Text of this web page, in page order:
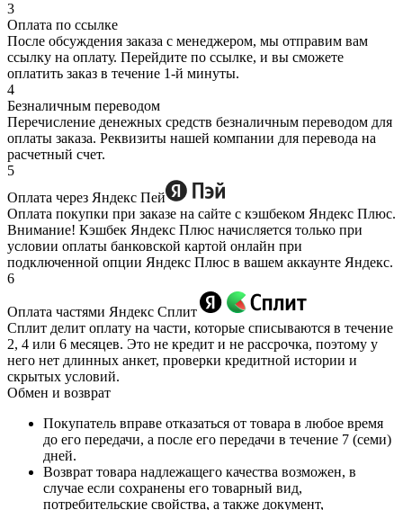
3
Оплата по ссылке
После обсуждения заказа с менеджером, мы отправим вам
ссылку на оплату. Перейдите по ссылке, и вы сможете
оплатить заказ в течение 1-й минуты.
4
Безналичным переводом
Перечисление денежных средств безналичным переводом для
оплаты заказа. Реквизиты нашей компании для перевода на
расчетный счет.
5
Оплата через Яндекс Пей
Оплата покупки при заказе на сайте с кэшбеком Яндекс Плюс.
Внимание! Кэшбек Яндекс Плюс начисляется только при
условии оплаты банковской картой онлайн при
подключенной опции Яндекс Плюс в вашем аккаунте Яндекс.
6
Оплата частями Яндекс Сплит
Сплит делит оплату на части, которые списываются в течение
2, 4 или 6 месяцев. Это не кредит и не рассрочка, поэтому у
него нет длинных анкет, проверки кредитной истории и
скрытых условий.
Обмен и возврат
Покупатель вправе отказаться от товара в любое время
до его передачи, а после его передачи в течение 7 (семи)
дней.
Возврат товара надлежащего качества возможен, в
случае если сохранены его товарный вид,
потребительские свойства, а также документ,